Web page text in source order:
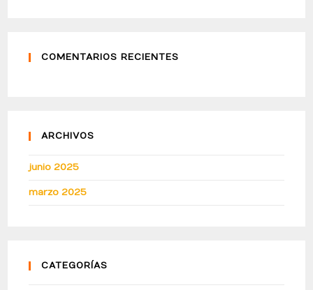
COMENTARIOS RECIENTES
ARCHIVOS
junio 2025
marzo 2025
CATEGORÍAS